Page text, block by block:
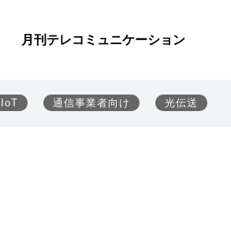
月刊テレコミュニケーション
IoT 通信事業者向け 光伝送